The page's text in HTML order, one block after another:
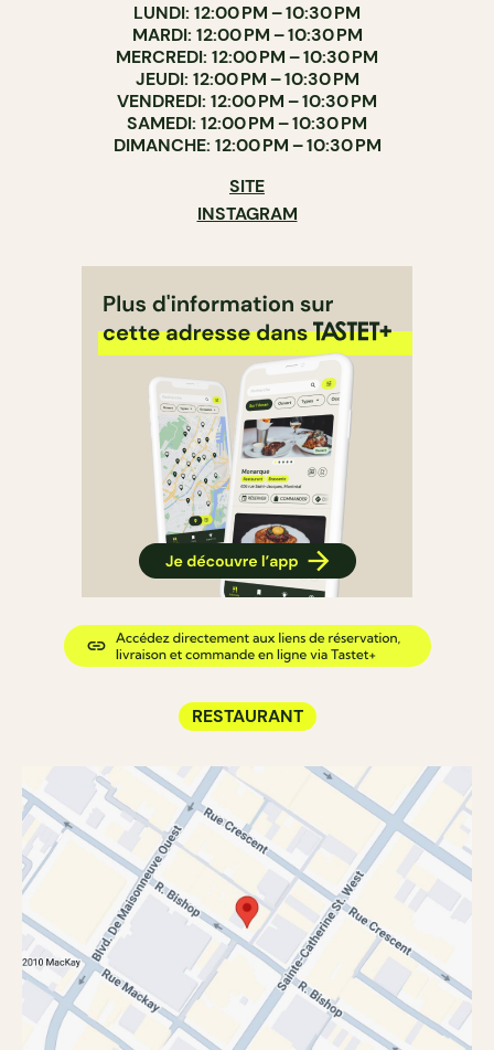
LUNDI: 12:00 PM – 10:30 PM
MARDI: 12:00 PM – 10:30 PM
MERCREDI: 12:00 PM – 10:30 PM
JEUDI: 12:00 PM – 10:30 PM
VENDREDI: 12:00 PM – 10:30 PM
SAMEDI: 12:00 PM – 10:30 PM
DIMANCHE: 12:00 PM – 10:30 PM
SITE
INSTAGRAM
RESTAURANT